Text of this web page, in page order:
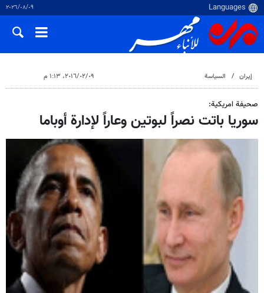
٠٩‏/٠٨‏/٢٠٢٦
إيران السياسة ٠٩‏/٠٢‏/٢٠١٦، ١:١٣ م
صحيفة امريكية:
سوريا باتت نصراً لبوتين وعاراً لإدارة أوباما